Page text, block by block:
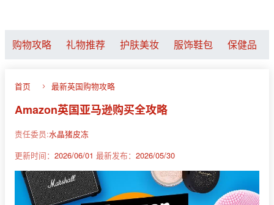
购物攻略 礼物推荐 护肤美妆 服饰鞋包 保健品
首页 最新英国购物攻略
Amazon英国亚马逊购买全攻略
责任委员:水晶猪皮冻
更新时间： 2026/06/01 最新发布： 2026/05/30